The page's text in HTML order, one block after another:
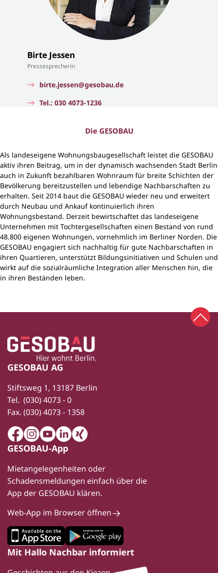
Birte Jessen
Pressesprecherin
birte.jessen@gesobau.de
Tel.: 030 4073-1236
Die GESOBAU
Als landeseigene Wohnungsbaugesellschaft leistet die GESOBAU
aktiv ihren Beitrag, um in der dynamisch wachsenden Stadt Berlin
auch in Zukunft bezahlbaren Wohnraum für breite Schichten der
Bevölkerung bereitzustellen und lebendige Nachbarschaften zu
erhalten. Seit 2014 baut die GESOBAU wieder neu und erweitert
durch Neubau und Ankauf kontinuierlich ihren
Wohnungsbestand. Derzeit bewirtschaftet das landeseigene
Unternehmen mit Tochtergesellschaften einen Bestand von rund
48.800 eigenen Wohnungen, vornehmlich im Berliner Norden. Die
GESOBAU engagiert sich nachhaltig für gute Nachbarschaften in
ihren Quartieren, unterstützt Bildungsinitiativen und Schulen und
wirkt auf die sozialräumliche Integration aller Menschen hin, die
in ihren Beständen leben.
Fußbereich
Zur Startseite
GESOBAU AG
Stiftsweg 1, 13187 Berlin
Tel. (030) 4073 - 0
Fax. (030) 4073 - 1358
FacebookInstagram
YoutubeLinkedIn
Xing
GESOBAU-App
Mietangelegenheiten oder
Schadensmeldungen einfach über die
App der GESOBAU klären.
Web-App im Browser öffnen
Mit Hallo Nachbar informiert